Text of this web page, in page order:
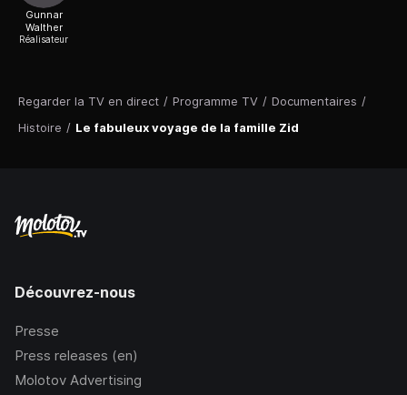
Regarder la TV en direct / Programme TV / Documentaires /
Histoire / Le fabuleux voyage de la famille Zid
Gunnar
Walther
Réalisateur
Découvrez-nous
Presse
Press releases (en)
Molotov Advertising